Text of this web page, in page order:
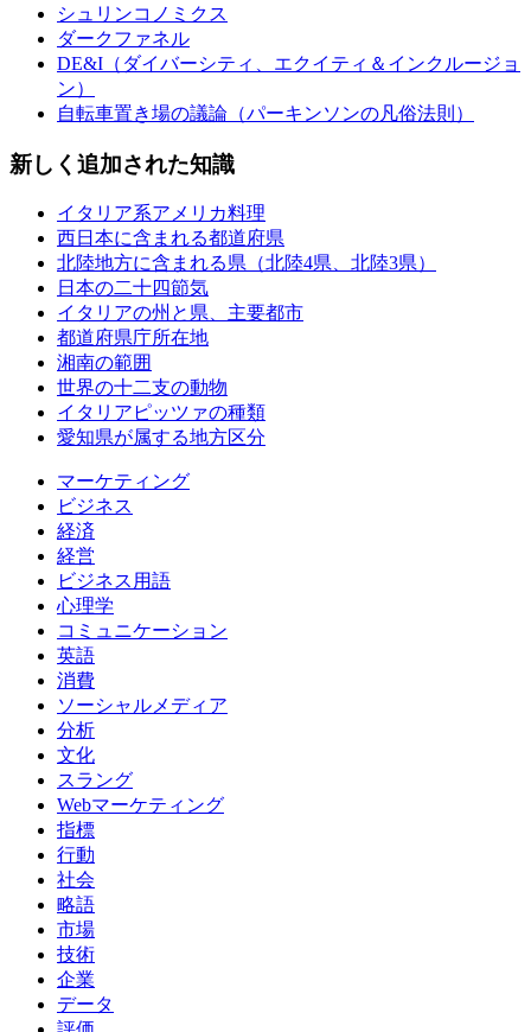
シュリンコノミクス
ダークファネル
DE&I（ダイバーシティ、エクイティ＆インクルージョ
ン）
自転車置き場の議論（パーキンソンの凡俗法則）
新しく追加された知識
イタリア系アメリカ料理
西日本に含まれる都道府県
北陸地方に含まれる県（北陸4県、北陸3県）
日本の二十四節気
イタリアの州と県、主要都市
都道府県庁所在地
湘南の範囲
世界の十二支の動物
イタリアピッツァの種類
愛知県が属する地方区分
マーケティング
ビジネス
経済
経営
ビジネス用語
心理学
コミュニケーション
英語
消費
ソーシャルメディア
分析
文化
スラング
Webマーケティング
指標
行動
社会
略語
市場
技術
企業
データ